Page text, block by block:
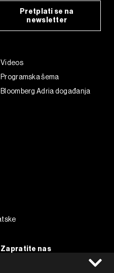
Pretplati se na
newsletter
Videos
Programska šema
Bloomberg Adria događanja
Zapratite nas